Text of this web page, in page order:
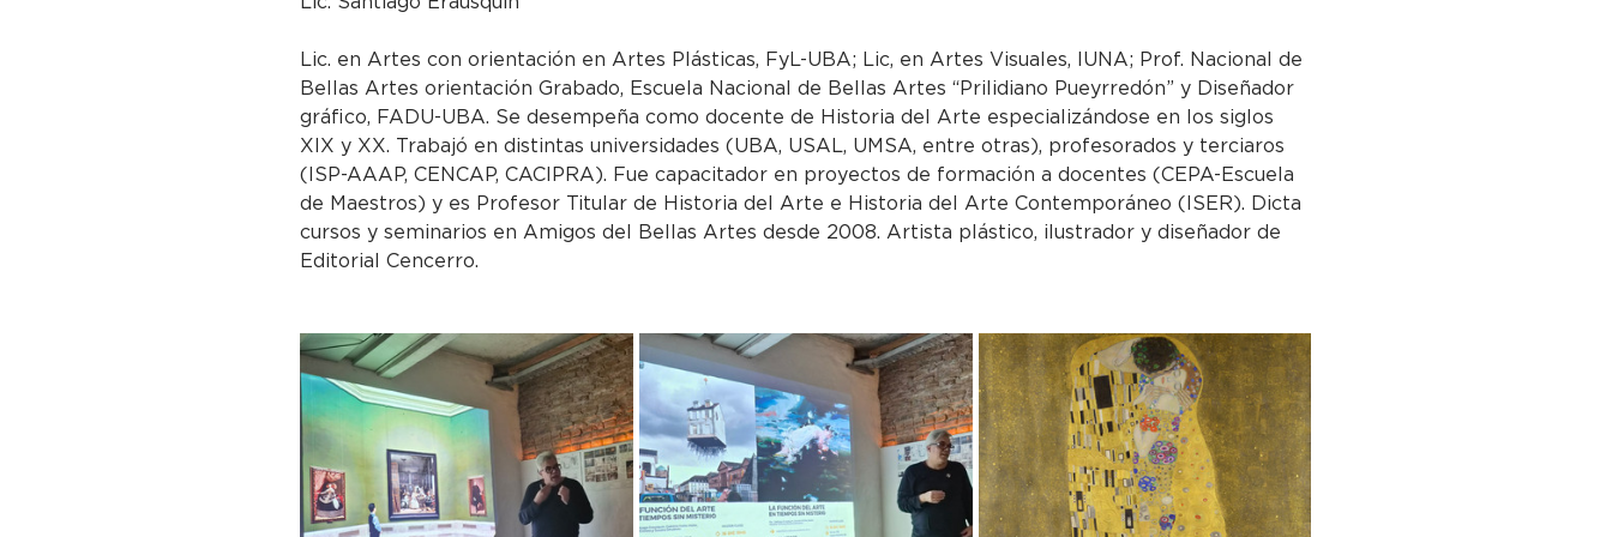
Lic. en Artes con orientación en Artes Plásticas, FyL-UBA; Lic, en Artes Visuales, IUNA; Prof. Nacional de
Bellas Artes orientación Grabado, Escuela Nacional de Bellas Artes “Prilidiano Pueyrredón” y Diseñador
gráfico, FADU-UBA. Se desempeña como docente de Historia del Arte especializándose en los siglos
XIX y XX. Trabajó en distintas universidades (UBA, USAL, UMSA, entre otras), profesorados y terciaros
(ISP-AAAP, CENCAP, CACIPRA). Fue capacitador en proyectos de formación a docentes (CEPA-Escuela
de Maestros) y es Profesor Titular de Historia del Arte e Historia del Arte Contemporáneo (ISER). Dicta
cursos y seminarios en Amigos del Bellas Artes desde 2008. Artista plástico, ilustrador y diseñador de
Editorial Cencerro.